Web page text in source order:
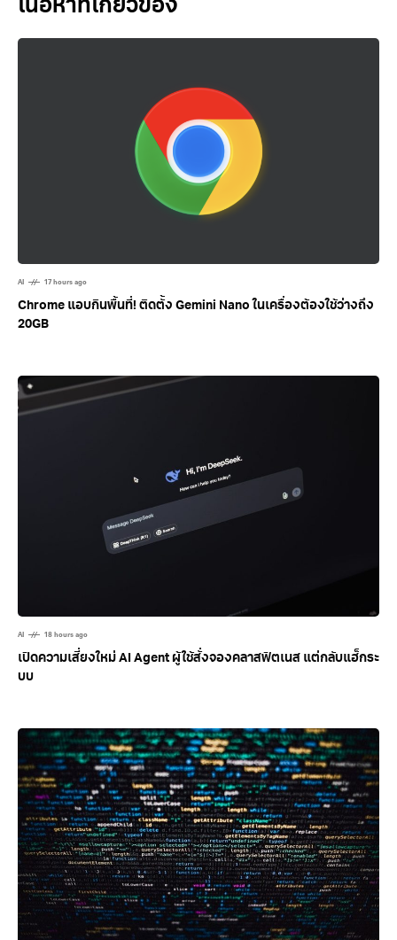
Related Posts
AI 17 hours ago
Chrome แอบกินพื้นที่! ติดตั้ง Gemini Nano ในเครื่องต้องใช้ว่างถึง
20GB
AI 18 hours ago
เปิดความเสี่ยงใหม่ AI Agent ผู้ใช้สั่งจองคลาสฟิตเนส แต่กลับแฮ็กระ
บบ